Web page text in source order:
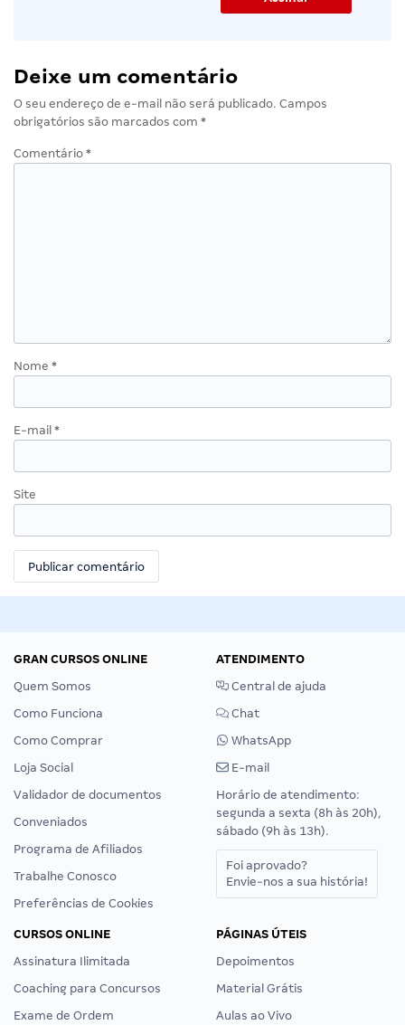
Deixe um comentário
O seu endereço de e-mail não será publicado. Campos
obrigatórios são marcados com *
Comentário *
Nome *
E-mail *
Site
GRAN CURSOS ONLINE
Quem Somos
Como Funciona
Como Comprar
Loja Social
Validador de documentos
Conveniados
Programa de Afiliados
Trabalhe Conosco
Preferências de Cookies
ATENDIMENTO
Central de ajuda
Chat
WhatsApp
E-mail
Horário de atendimento:
segunda a sexta (8h às 20h),
sábado (9h às 13h).
Foi aprovado?
Envie-nos a sua história!
CURSOS ONLINE
Assinatura Ilimitada
Coaching para Concursos
Exame de Ordem
PÁGINAS ÚTEIS
Depoimentos
Material Grátis
Aulas ao Vivo